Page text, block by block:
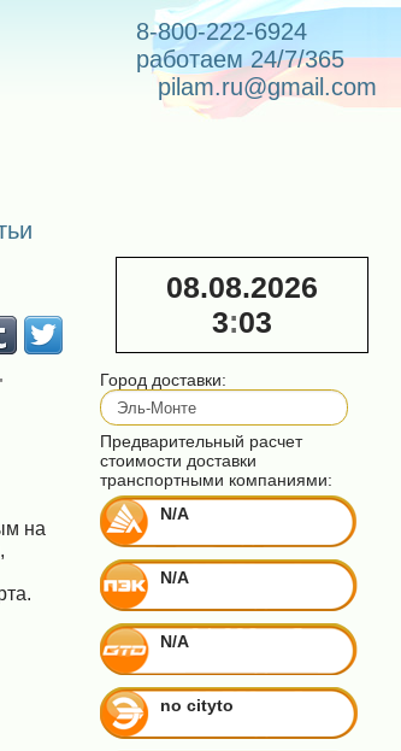
8-800-222-6924
работаем 24/7/365
pilam.ru@gmail.com
на
08.08.2026
3 03
Город доставки:
Предварительный расчет
стоимости доставки
транспортными компаниями:
N/A
N/A
N/A
no cityto